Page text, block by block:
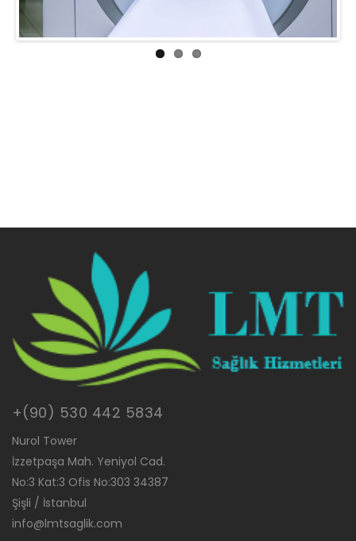
+(90) 530 442 5834
Nurol Tower
İzzetpaşa Mah. Yeniyol Cad.
No:3 Kat:3 Ofis No:303 34387
Şişli / İstanbul
info@lmtsaglik.com